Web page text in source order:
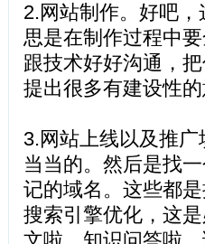
2.网站制作。好吧
思是在制作过程中
跟技术好好沟通，
提出很多有建设性
3.网站上线以及推
当当的。然后是找
记的域名。这些都
搜索引擎优化，这